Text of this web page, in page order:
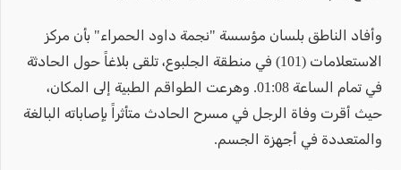
​وأفاد الناطق بلسان مؤسسة "نجمة داود الحمراء" بأن مركز
الاستعلامات (101) في منطقة الجلبوع، تلقى بلاغاً حول الحادثة
في تمام الساعة 01:08. وهرعت الطواقم الطبية إلى المكان،
حيث أقرت وفاة الرجل في مسرح الحادث متأثراً بإصاباته البالغة
والمتعددة في أجهزة الجسم.